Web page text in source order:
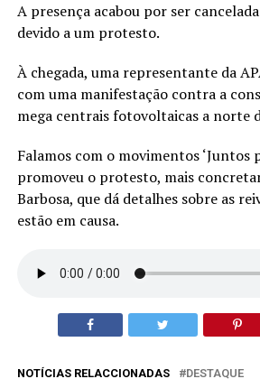
A presença acabou por ser
devido a um protesto.
À chegada, uma representante da
com uma manifestação contra a
mega centrais fotovoltaicas a norte
Falamos com o movimentos ‘Juntos
promoveu o protesto, mais
Barbosa, que dá detalhes sobre as
estão em causa.
NOTÍCIAS RELACCIONADAS DESTAQUE